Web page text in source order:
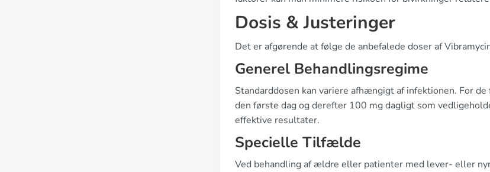
Dosis & Justeringer
Det er afgørende at følge de anbefalede doser af
Generel Behandlingsregime
Standarddosen kan variere afhængigt af infektionen. For
den første dag og derefter 100 mg dagligt som
effektive resultater.
Specielle Tilfælde
Ved behandling af ældre eller patienter med lever- eller